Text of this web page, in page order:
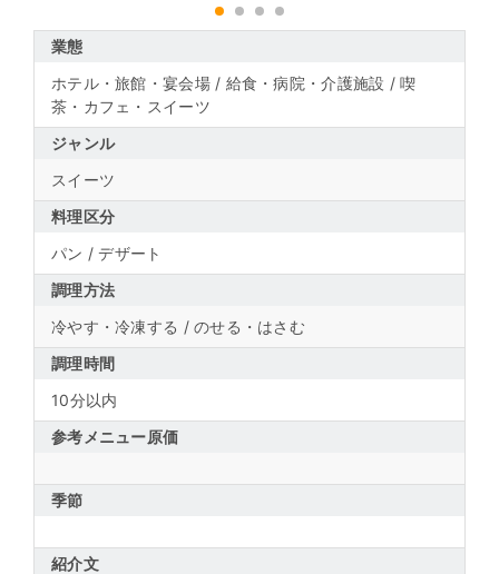
業態
ホテル・旅館・宴会場 / 給食・病院・介護施設 / 喫
茶・カフェ・スイーツ
ジャンル
スイーツ
料理区分
パン / デザート
調理方法
冷やす・冷凍する / のせる・はさむ
調理時間
10分以内
参考メニュー原価
季節
紹介文